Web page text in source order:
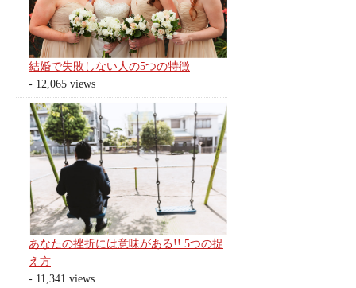
結婚で失敗しない人の5つの特徴
- 12,065 views
あなたの挫折には意味がある!! 5つの捉
え方
- 11,341 views